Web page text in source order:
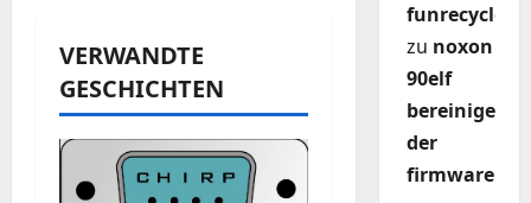
g
s
n
VERWANDTE
GESCHICHTEN
funrecycler
zu noxon
90elf
bereinigen
der
firmware